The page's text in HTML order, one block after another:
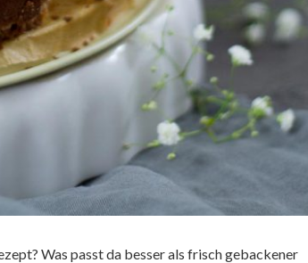
Was passt da besser als frisch gebackener